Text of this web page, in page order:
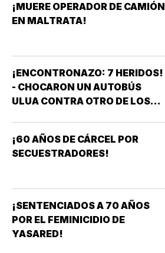
¡MUERE OPERADOR DE CAMIÓN
EN MALTRATA!
¡ENCONTRONAZO: 7 HERIDOS!
- CHOCARON UN AUTOBÚS
ULUA CONTRA OTRO DE LOS
¡60 AÑOS DE CÁRCEL POR
SECUESTRADORES!
¡SENTENCIADOS A 70 AÑOS
POR EL FEMINICIDIO DE
YASARED!